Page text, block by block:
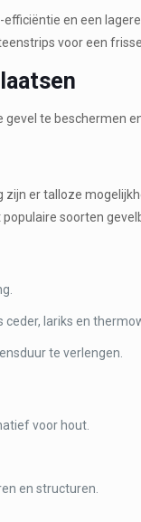
en een
voor een
te beschermen
er talloze
soorten
lariks en
te verlengen.
voor hout.
en structuren.